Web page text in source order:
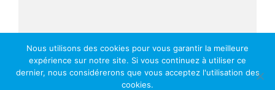
Nous utilisons des cookies pour vous garantir la meilleure
expérience sur notre site. Si vous continuez à utiliser ce
dernier, nous considérerons que vous acceptez l'utilisation des
cookies.